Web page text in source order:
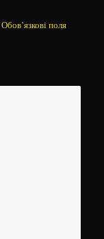
Обов’язкові поля